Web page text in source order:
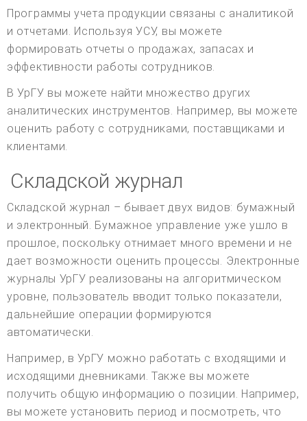
Программы учета продукции связаны с аналитикой
и отчетами. Используя УСУ, вы можете
формировать отчеты о продажах, запасах и
эффективности работы сотрудников.
В УрГУ вы можете найти множество других
аналитических инструментов. Например, вы можете
оценить работу с сотрудниками, поставщиками и
клиентами.
Складской журнал
Складской журнал – бывает двух видов: бумажный
и электронный. Бумажное управление уже ушло в
прошлое, поскольку отнимает много времени и не
дает возможности оценить процессы. Электронные
журналы УрГУ реализованы на алгоритмическом
уровне, пользователь вводит только показатели,
дальнейшие операции формируются
автоматически.
Например, в УрГУ можно работать с входящими и
исходящими дневниками. Также вы можете
получить общую информацию о позиции. Например,
вы можете установить период и посмотреть, что